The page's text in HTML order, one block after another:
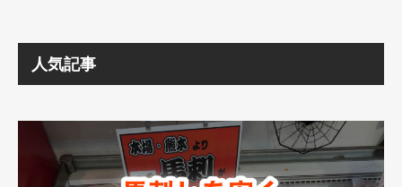
人気記事